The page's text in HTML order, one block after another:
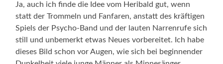
Ja, auch ich finde die Idee vom Heribald gut, wenn
statt der Trommeln und Fanfaren, anstatt des kräftigen
Spiels der Psycho-Band und der lauten Narrenrufe sich
still und unbemerkt etwas Neues vorbereitet. Ich habe
dieses Bild schon vor Augen, wie sich bei beginnender